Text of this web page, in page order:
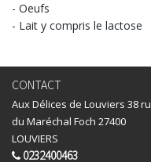
- Oeufs
- Lait y compris le lactose
CONTACT
Aux Délices de Louviers 38
du Maréchal Foch 27400
LOUVIERS
0232400463